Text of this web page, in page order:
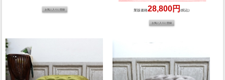
業販価格28,800円(税込)